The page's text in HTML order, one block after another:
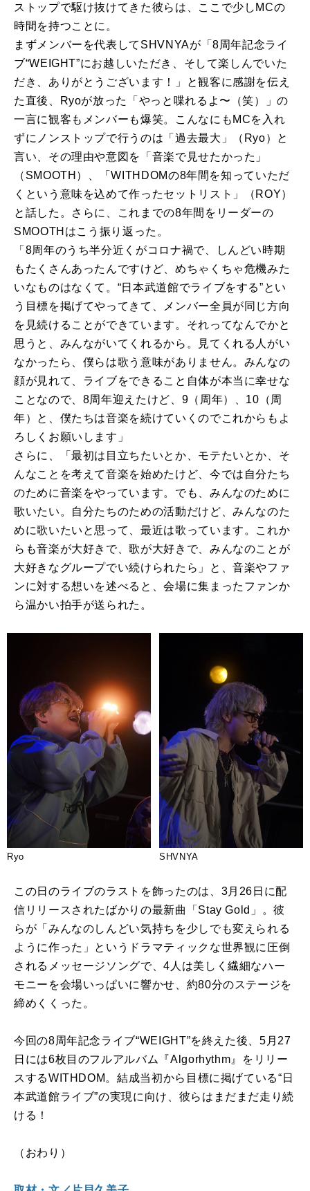
ストップで駆け抜けてきた彼らは、ここで少し MCの
時間を持つことに。
まずメンバーを代表して SHVNYAが「8周年記念ライ
ブ“WEIGHT”にお越しいただき、そして楽しんでいた
だき、ありがとうございます！」と観客に感謝を伝え
た直後、
Ryoが放った「やっと喋れるよ〜（笑）」の
一言に観客もメンバーも爆笑。こんなにも MCを入れ
ずにノンストップで行うのは「過去最大」（ Ryo）と
言い、その理由や意図を「音楽で見せたかった」
（ SMOOTH ）、「WITHDOMの8年間を知っていただ
くという意味を込めて作ったセットリスト」（ ROY）
と話した。さらに、これまでの8年間をリーダーの
SMOOTH はこう振り返った。
「 8周年のうち半分近くがコロナ禍で、しんどい時期
もたくさんあったんですけど、めちゃくちゃ危機みた
いなものはなくて。“日本武道館でライブをする”とい
う目標を掲げてやってきて、メンバー全員が同じ方向
を見続けることができています。それってなんでかと
思うと、みんながいてくれるから。見てくれる人がい
なかったら、僕らは歌う意味がありません。みんなの
顔が見れて、ライブをできること自体が本当に幸せな
ことなので、 8周年迎えたけど、 9 （周年）、 10 （周
年）と、僕たちは音楽を続けていくのでこれからもよ
ろしくお願いします」
さらに、「最初は目立ちたいとか、モテたいとか、そ
んなことを考えて音楽を始めたけど、今では自分たち
のために音楽をやっています。でも、みんなのために
歌いたい。自分たちのための活動だけど、みんなのた
めに歌いたいと思って、最近は歌っています。これか
らも音楽が大好きで、歌が大好きで、みんなのことが
大好きなグループでい続けられたら」と、音楽やファ
ンに対する想いを述べると、会場に集まったファンか
ら温かい拍手が送られた。
Ryo SHVNYA
この日のライブのラストを飾ったのは、3月26日に配
信リリースされたばかりの最新曲「Stay Gold」。彼
らが「みんなのしんどい気持ちを少しでも変えられる
ように作った」というドラマティックな世界観に圧倒
されるメッセージソングで、4人は美しく繊細なハー
モニーを会場いっぱいに響かせ、約80分のステージを
締めくくった。
今回の8周年記念ライブ“WEIGHT”を終えた後、5月27
日には6枚目のフルアルバム『Algorhythm』をリリー
スするWITHDOM。結成当初から目標に掲げている“日
本武道館ライブ”の実現に向け、彼らはまだまだ走り続
ける！
（おわり）